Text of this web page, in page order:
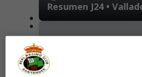
Resumen J24 •